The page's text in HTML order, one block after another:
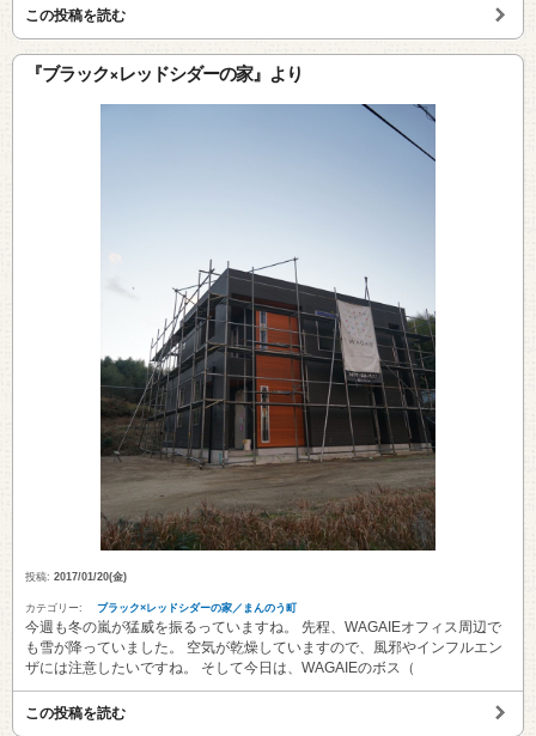
この投稿を読む
『ブラック×レッドシダーの家』より
投稿: 2017/01/20(金)
カテゴリー: ブラック×レッドシダーの家／まんのう町
今週も冬の嵐が猛威を振るっていますね。 先程、WAGAIEオフィス周辺で
も雪が降っていました。 空気が乾燥していますので、風邪やインフルエン
ザには注意したいですね。 そして今日は、WAGAIEのボス（
この投稿を読む